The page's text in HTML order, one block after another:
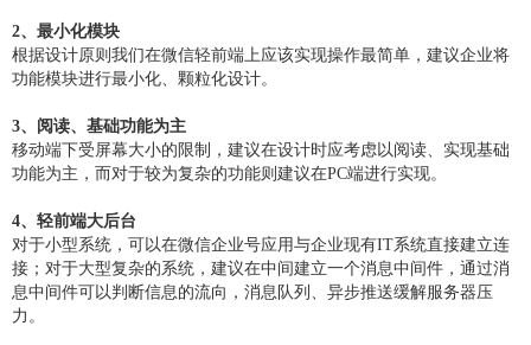
2、最小化模块
根据设计原则我们在微信轻前端上应该实现操作最简单，建议企业将
功能模块进行最小化、颗粒化设计。
3、阅读、基础功能为主
移动端下受屏幕大小的限制，建议在设计时应考虑以阅读、实现基础
功能为主，而对于较为复杂的功能则建议在PC端进行实现。
4、轻前端大后台
对于小型系统，可以在微信企业号应用与企业现有IT系统直接建立连
接；对于大型复杂的系统，建议在中间建立一个消息中间件，通过消
息中间件可以判断信息的流向，消息队列、异步推送缓解服务器压
力。